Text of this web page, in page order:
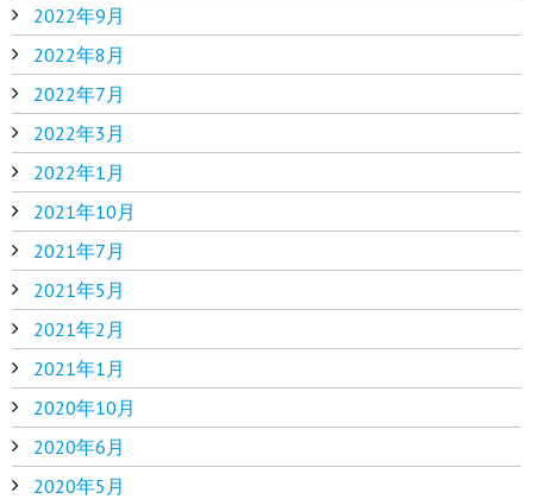
2022年9月
2022年8月
2022年7月
2022年3月
2022年1月
2021年10月
2021年7月
2021年5月
2021年2月
2021年1月
2020年10月
2020年6月
2020年5月